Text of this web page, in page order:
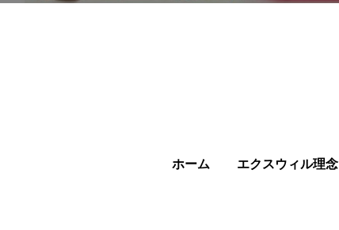
ホーム エクスウィル理念